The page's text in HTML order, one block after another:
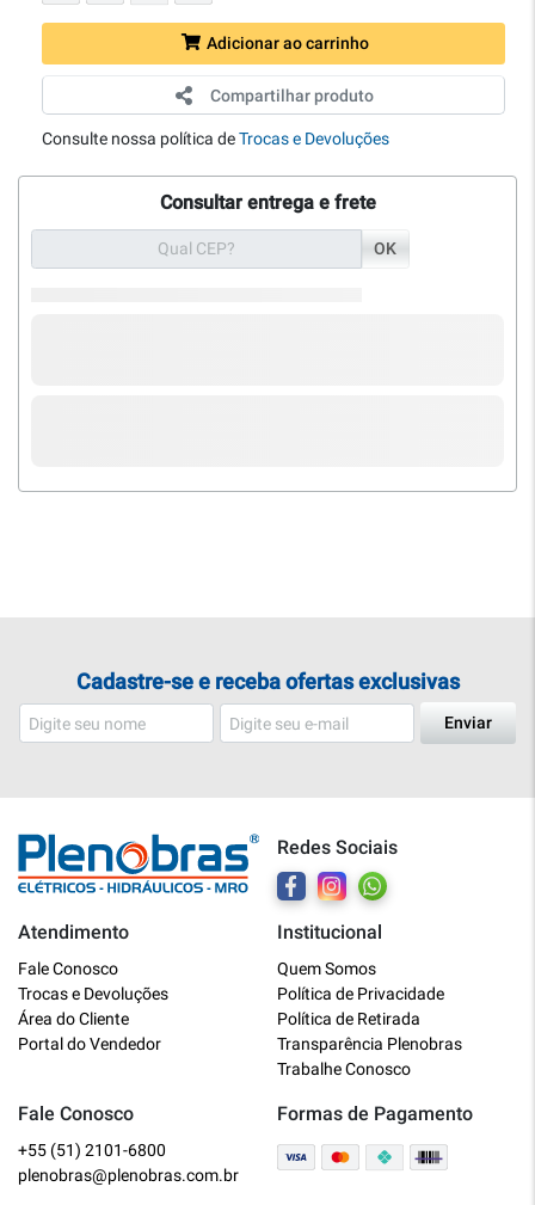
Adicionar ao carrinho
Compartilhar produto
Consulte nossa política deTrocas e Devoluções
Consultar entrega e frete
OK
Cadastre-se e receba ofertas exclusivas
Enviar
Redes Sociais
Atendimento
Fale Conosco
Trocas e Devoluções
Área do Cliente
Portal do Vendedor
Institucional
Quem Somos
Política de Privacidade
Política de Retirada
Transparência Plenobras
Trabalhe Conosco
Fale Conosco
+55 (51) 2101-6800
plenobras@plenobras.com.br
Formas de Pagamento
Online
Bem vindo a Plenobras! Aqui você
encontra toda a linha de materiais
O que você deseja?